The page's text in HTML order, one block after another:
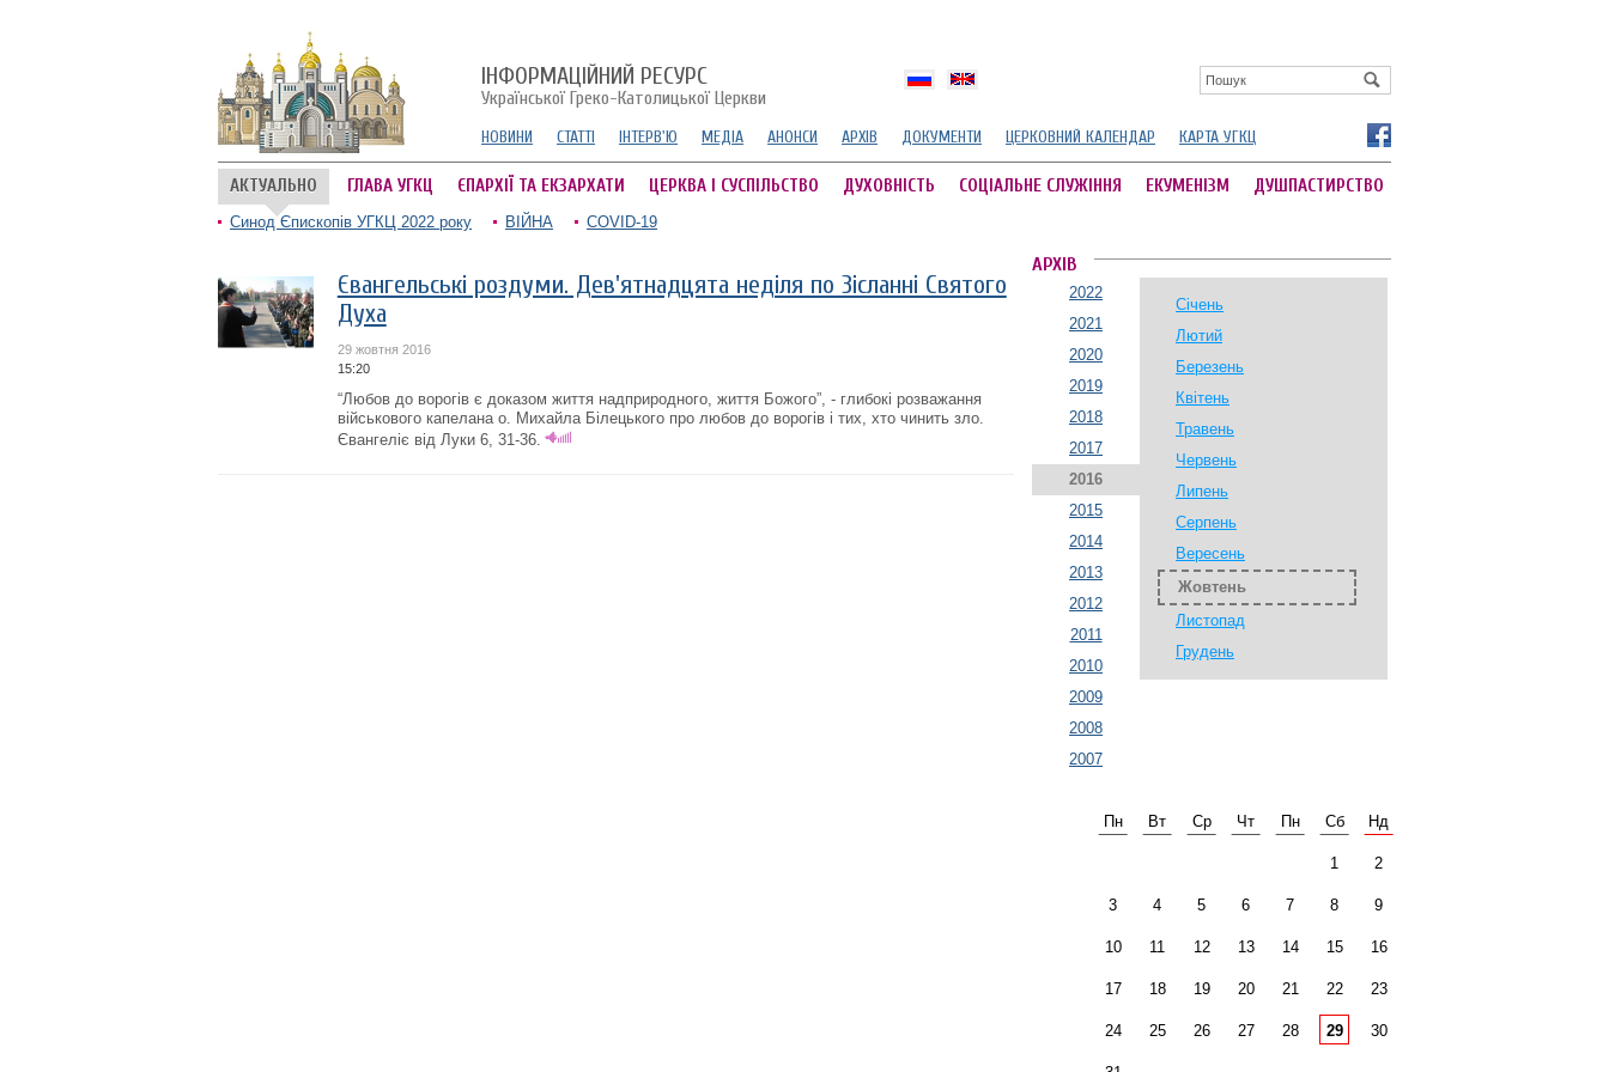
ІНФОРМАЦІЙНИЙ РЕСУРС
Української Греко-Католицької Церкви
НОВИНИ СТАТТІ ІНТЕРВ'Ю МЕДІА АНОНСИ АРХІВ ДОКУМЕНТИ ЦЕРКОВНИЙ КАЛЕНДАР КАРТА УГКЦ
АКТУАЛЬНО ГЛАВА УГКЦ ЄПАРХІЇ ТА ЕКЗАРХАТИ ЦЕРКВА І СУСПІЛЬСТВО ДУХОВНІСТЬ СОЦІАЛЬНЕ СЛУЖІННЯ ЕКУМЕНІЗМ ДУШПАСТИРСТВО
Синод Єпископів УГКЦ 2022 року ВІЙНА COVID-19
Євангельські роздуми. Дев'ятнадцята неділя по Зісланні Святого
Духа
29 жовтня 2016
15:20
“Любов до ворогів є доказом життя надприродного, життя Божого”, - глибокі розважання
військового капелана о. Михайла Білецького про любов до ворогів і тих, хто чинить зло.
Євангеліє від Луки 6, 31-36.
АРХІВ
2022
2021
2020
2019
2018
2017
2016
2015
2014
2013
2012
2011
2010
2009
2008
2007
Січень
Лютий
Березень
Квітень
Травень
Червень
Липень
Серпень
Вересень
Жовтень
Листопад
Грудень
Пн Вт Ср Чт Пн Сб Нд
1 2
3 4 5 6 7 8 9
10 11 12 13 14 15 16
17 18 19 20 21 22 23
24 25 26 27 28 29 30